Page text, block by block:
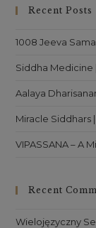
Recent Posts
1008 Jeeva
Siddha Medicine
Aalaya
Miracle Siddhars
VIPASSANA – A
Recent
Wielojęzyczny